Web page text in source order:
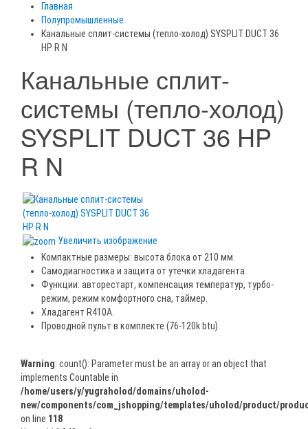
Главная
Полупромышленные
Канальные сплит-системы (тепло-холод) SYSPLIT DUCT 36
HP R N
Канальные сплит-
системы (тепло-холод)
SYSPLIT DUCT 36 HP
R N
Увеличить изображение
Компактные размеры: высота блока от 210 мм.
Самодиагностика и защита от утечки хладагента.
Функции: авторестарт, компенсация температур, турбо-
режим, режим комфортного сна, таймер.
Хладагент R410A.
Проводной пульт в комплекте (76-120k btu).
Warning: count(): Parameter must be an array or an object that
implements Countable in
/home/users/y/yugraholod/domains/uholod-
new/components/com_jshopping/templates/uholod/product/
on line 118